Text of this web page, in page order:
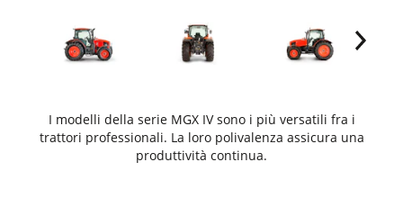
I modelli della serie MGX IV sono i più versatili fra i
trattori professionali. La loro polivalenza assicura una
produttività continua.